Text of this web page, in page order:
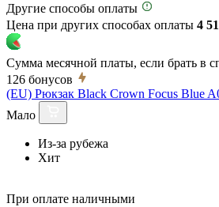
Другие способы оплаты
Цена при других способах оплаты 4
Сумма месячной платы, если брать в
126 бонусов
(EU) Рюкзак Black Crown Focus Blue
Мало
Из-за рубежа
Хит
При оплате наличными